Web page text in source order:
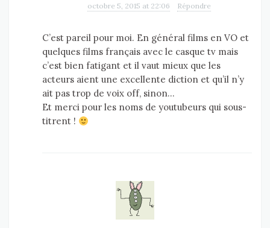
octobre 5, 2015 at 22:06 Répondre
C’est pareil pour moi. En général films en VO et
quelques films français avec le casque tv mais
c’est bien fatigant et il vaut mieux que les
acteurs aient une excellente diction et qu’il n’y
ait pas trop de voix off, sinon…
Et merci pour les noms de youtubeurs qui sous-
titrent !